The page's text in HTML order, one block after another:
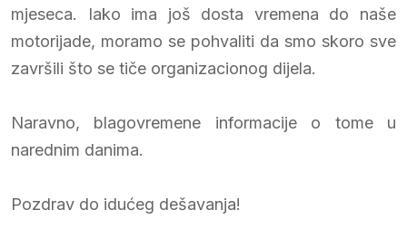
mjeseca. Iako ima još dosta vremena do naše
motorijade, moramo se pohvaliti da smo skoro sve
završili što se tiče organizacionog dijela.
Naravno, blagovremene informacije o tome u
narednim danima.
Pozdrav do idućeg dešavanja!